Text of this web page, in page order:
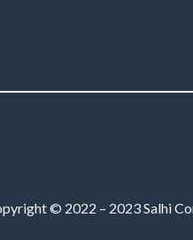
© 2022 – 2023 Salhi